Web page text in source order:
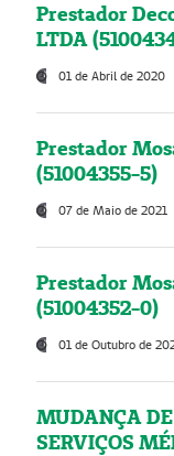
Prestador
LTDA
01 de Abril de 2020
Prestador
(51004355-5)
07 de Maio de 2021
Prestador
(51004352-0)
01 de Outubro de
MUDANÇA
SERVIÇOS